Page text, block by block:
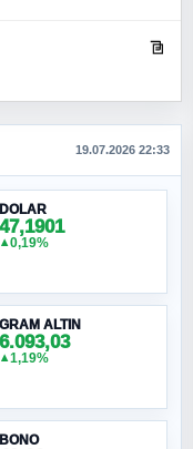
mı, Yeni
mı?
19.07.2026 22:33
DOLAR
47,1901
▲0,19%
GRAM ALTIN
6.093,03
▲1,19%
BONO